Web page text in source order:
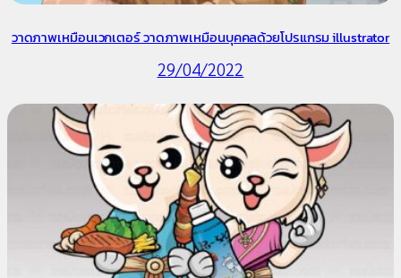
วาดภาพเหมือนเวกเตอร์ วาดภาพเหมือนบุคคลด้วยโปรแกรม illustrator
29/04/2022